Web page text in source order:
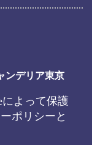
ンデリア東京
によって保護
ポリシーと